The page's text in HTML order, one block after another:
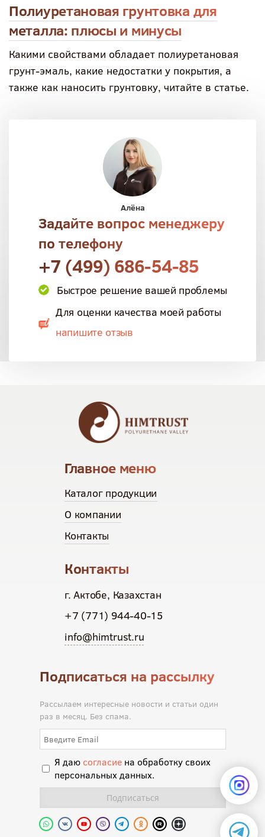
Полиуретановая грунтовка для
металла: плюсы и минусы
Какими свойствами обладает полиуретановая
грунт-эмаль, какие недостатки у покрытия, а
также как наносить грунтовку, читайте в статье.
Алёна
Задайте вопрос менеджеру
по телефону
+7 (499) 686-54-85
Быстрое решение вашей проблемы
Для оценки качества моей работы
напишите отзыв
Главное меню
Каталог продукции
О компании
Контакты
Контакты
г. Актобе, Казахстан
+7 (771) 944-40-15
info@himtrust.ru
Подписаться на рассылку
Рассылаем интересные новости и статьи один
раз в месяц. Без спама.
Я даю согласиена обработку своих
персональных данных.